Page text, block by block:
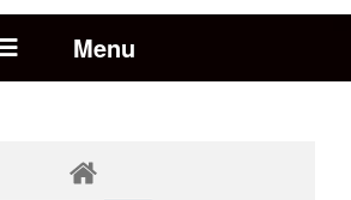
Open Menu